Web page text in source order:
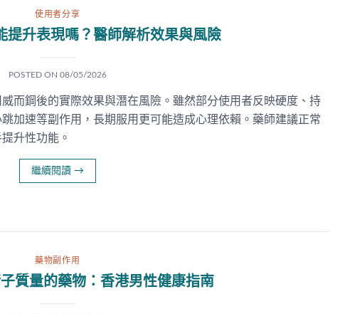
使用者分享
提升表現嗎？醫師解析效果與風險
POSTED ON 08/05/2026
而鋼後的實際效果與潛在風險。雖然部分使用者反映硬度、持
加速等副作用，長期服用更可能造成心理依賴。藥師建議正常
升性功能。
繼續閱讀 →
藥物副作用
質量的藥物：香港男性健康指南